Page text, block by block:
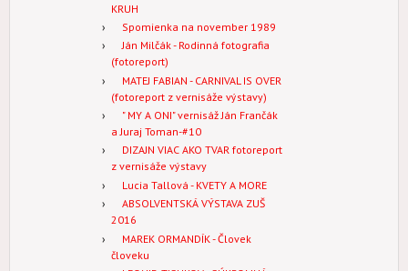
KRUH
Spomienka na november 1989
Ján Milčák - Rodinná fotografia
(fotoreport)
MATEJ FABIAN - CARNIVAL IS OVER
(fotoreport z vernisáže výstavy)
" MY A ONI" vernisáž Ján Frančák
a Juraj Toman-#10
DIZAJN VIAC AKO TVAR fotoreport
z vernisáže výstavy
Lucia Tallová - KVETY A MORE
ABSOLVENTSKÁ VÝSTAVA ZUŠ
2016
MAREK ORMANDÍK - Človek
človeku